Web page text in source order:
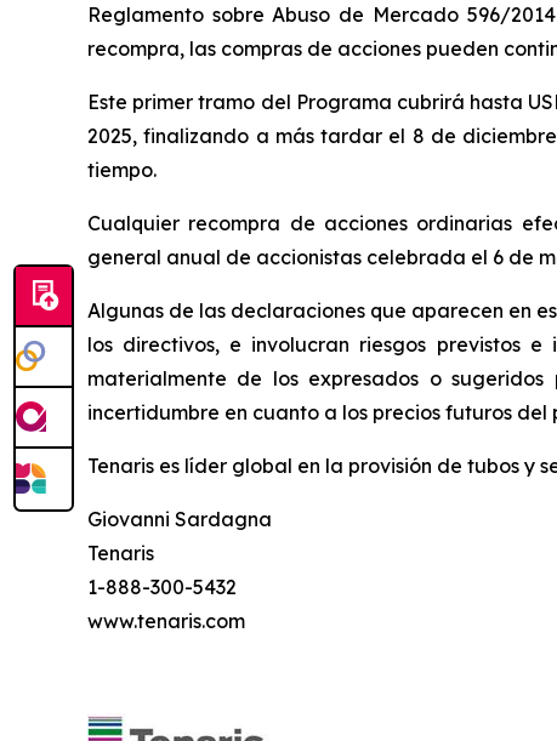
Reglamento sobre Abuso de Mercado 596/
recompra, las compras de acciones pueden
Este primer tramo del Programa cubrirá hasta
2025, finalizando a más tardar el 8 de
tiempo.
Cualquier recompra de acciones ordinarias
general anual de accionistas celebrada el 6 de
Algunas de las declaraciones que aparecen en
los directivos, e involucran riesgos previstos
materialmente de los expresados o
incertidumbre en cuanto a los precios futuros
Tenaris es líder global en la provisión de tubos
Giovanni Sardagna
Tenaris
1-888-300-5432
www.tenaris.com